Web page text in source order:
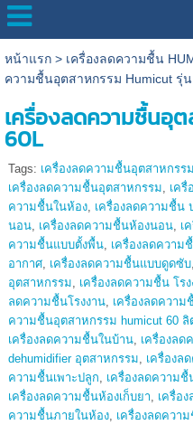
หน้าแรก> เครื่องลดความชื้น
ความชื้นอุตสาหกรรม Humicut รุ่น
เครื่องลดความชื้นอุ
60L
Tags: เครื่องลดความชื้นอุตสาหกรร
เครื่องลดความชื้นอุตสาหกรรม, เค
ความชื้นในห้อง, เครื่องลดความชื้น
นอน, เครื่องลดความชื้นห้องนอน, เ
ความชื้นแบบตั้งพื้น, เครื่องลดความ
อากาศ, เครื่องลดความชื้นแบบดูดซับ,
อุตสาหกรรม, เครื่องลดความชื้น โร
ลดความชื้นโรงงาน, เครื่องลดควา
ความชื้นอุตสาหกรรม humicut 60 ลิ
เครื่องลดความชื้นในบ้าน, เครื่องลด
dehumidifier อุตสาหกรรม, เครื่องล
ความชื้นเพาะปลูก, เครื่องลดความ
เครื่องลดความชื้นห้องเก็บยา, เครื่อ
ความชื้นภายในห้อง, เครื่องลดควา